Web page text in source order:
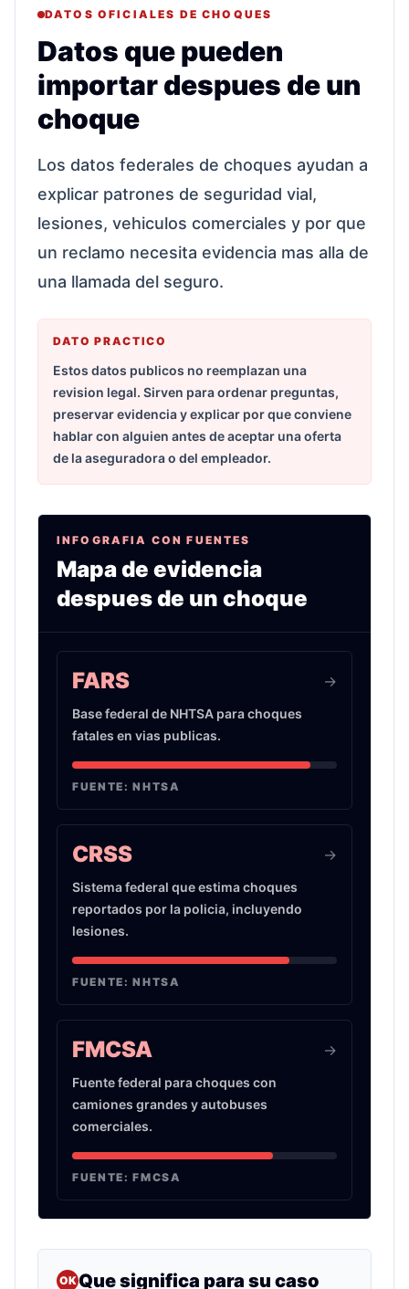
DATOS OFICIALES DE CHOQUES
Datos que pueden
importar despues de un
choque
Los datos federales de choques ayudan a
explicar patrones de seguridad vial,
lesiones, vehiculos comerciales y por que
un reclamo necesita evidencia mas alla de
una llamada del seguro.
DATO PRACTICO
Estos datos publicos no reemplazan una
revision legal. Sirven para ordenar preguntas,
preservar evidencia y explicar por que conviene
hablar con alguien antes de aceptar una oferta
de la aseguradora o del empleador.
INFOGRAFIA CON FUENTES
Mapa de evidencia
despues de un choque
FARS
Base federal de NHTSA para choques
fatales en vias publicas.
->
FUENTE:NHTSA
CRSS
Sistema federal que estima choques
reportados por la policia, incluyendo
lesiones.
->
FUENTE:NHTSA
FMCSA
Fuente federal para choques con
camiones grandes y autobuses
comerciales.
->
FUENTE:FMCSA
OKQue significa para su caso